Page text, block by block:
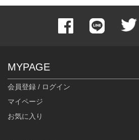
MYPAGE
会員登録 / ログイン
マイページ
お気に入り